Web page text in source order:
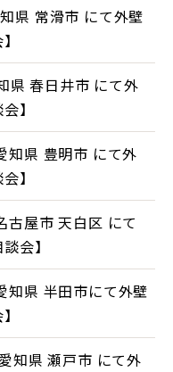
県 常滑市 にて外壁
県 春日井市 にて外
】
知県 豊明市 にて外
】
古屋市 天白区 にて
会】
知県 半田市にて外壁
知県 瀬戸市 にて外